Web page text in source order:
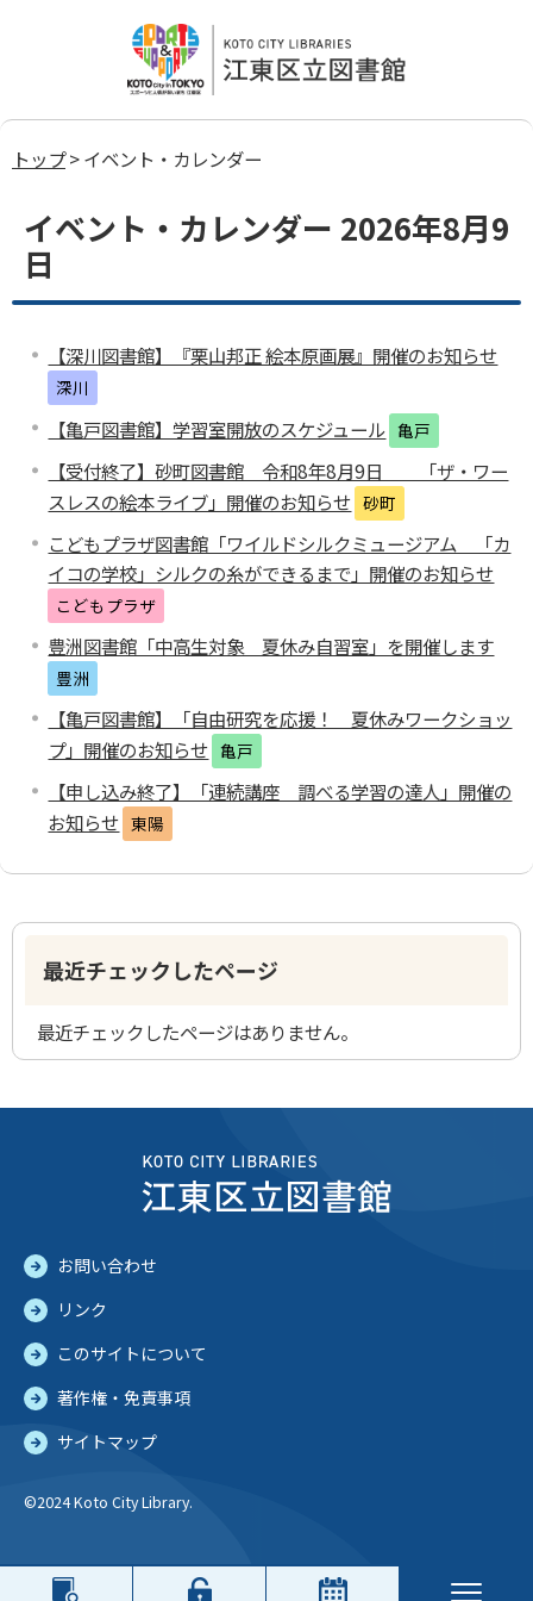
トップ> イベント・カレンダー
イベント・カレンダー 2026年8月9
日
【深川図書館】『栗山邦正 絵本原画展』開催のお知らせ
深川
【亀戸図書館】学習室開放のスケジュール 亀戸
【受付終了】砂町図書館 令和8年8月9日 「ザ・ワー
スレスの絵本ライブ」開催のお知らせ 砂町
こどもプラザ図書館「ワイルドシルクミュージアム 「カ
イコの学校」シルクの糸ができるまで」開催のお知らせ
こどもプラザ
豊洲図書館「中高生対象 夏休み自習室」を開催します
豊洲
【亀戸図書館】「自由研究を応援！ 夏休みワークショッ
プ」開催のお知らせ 亀戸
【申し込み終了】「連続講座 調べる学習の達人」開催の
お知らせ 東陽
最近チェックしたページ
最近チェックしたページはありません。
お問い合わせ
リンク
このサイトについて
著作権・免責事項
サイトマップ
©2024 Koto City Library.